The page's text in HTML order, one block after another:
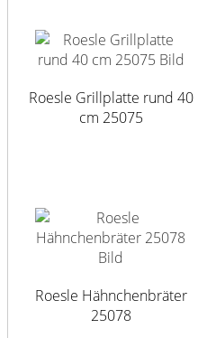
Roesle Grillplatte rund 40
cm 25075
Roesle Hähnchenbräter
25078